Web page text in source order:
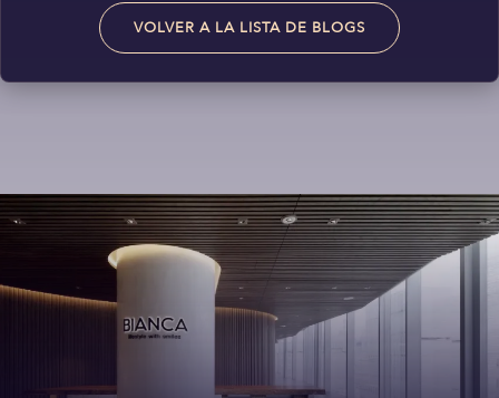
VOLVER A LA LISTA DE BLOGS